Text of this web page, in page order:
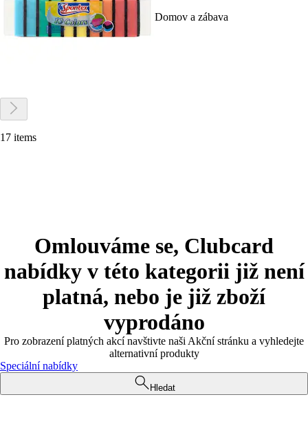
Domov a zábava
17 items
Omlouváme se, Clubcard
nabídky v této kategorii již není
platná, nebo je již zboží
vyprodáno
Pro zobrazení platných akcí navštivte naši Akční stránku a vyhledejte
alternativní produkty
Speciální nabídky
Hledat